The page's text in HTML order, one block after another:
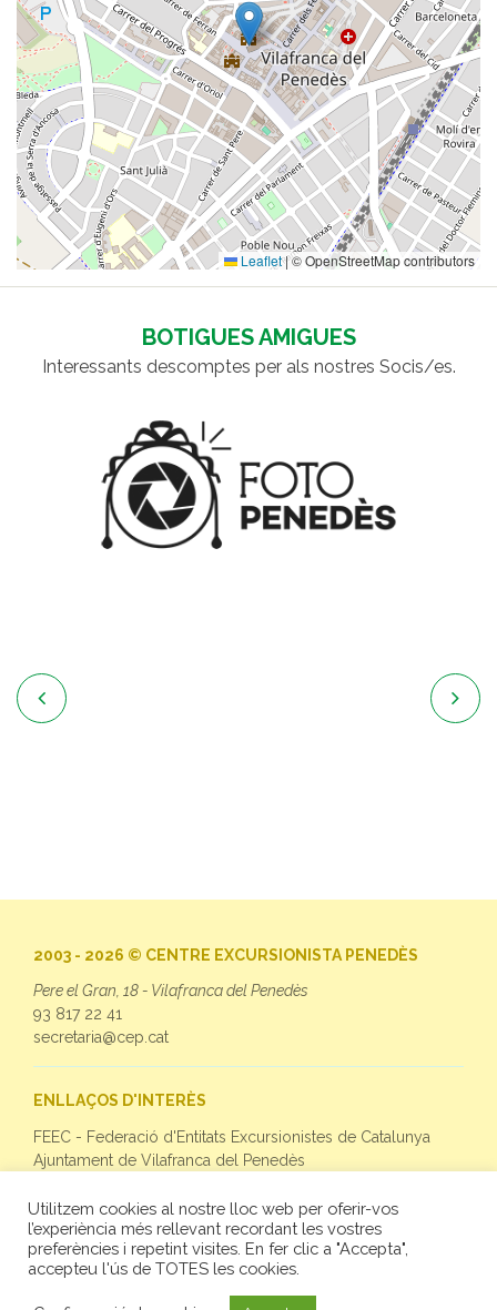
Leaflet |© OpenStreetMap contributors
BOTIGUES AMIGUES
Interessants descomptes per als nostres Socis/es.
 
2003 - 2026 © CENTRE EXCURSIONISTA PENEDÈS
Pere el Gran, 18 - Vilafranca del Penedès
93 817 22 41
secretaria@cep.cat
ENLLAÇOS D'INTERÈS
FEEC - Federació d'Entitats Excursionistes de Catalunya
Ajuntament de Vilafranca del Penedès
SEGUEIX-NOS
Facebook
Twitter
Instagram
Utilitzem cookies al nostre lloc web per oferir-vos
l’experiència més rellevant recordant les vostres
preferències i repetint visites. En fer clic a "Accepta",
accepteu l'ús de TOTES les cookies.